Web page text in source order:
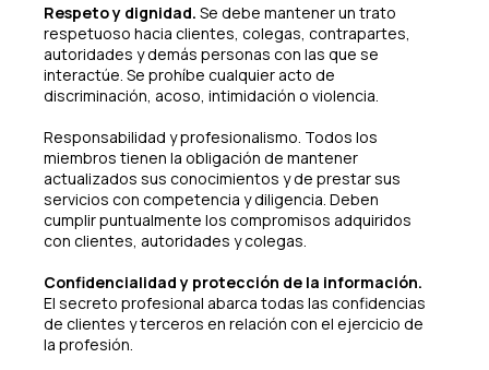
Respeto y dignidad. Se debe mantener un trato
respetuoso hacia clientes, colegas, contrapartes,
autoridades y demás personas con las que se
interactúe. Se prohíbe cualquier acto de
discriminación, acoso, intimidación o violencia.
Responsabilidad y profesionalismo. Todos los
miembros tienen la obligación de mantener
actualizados sus conocimientos y de prestar sus
servicios con competencia y diligencia. Deben
cumplir puntualmente los compromisos adquiridos
con clientes, autoridades y colegas.
Confidencialidad y protección de la información.
El secreto profesional abarca todas las confidencias
de clientes y terceros en relación con el ejercicio de
la profesión.